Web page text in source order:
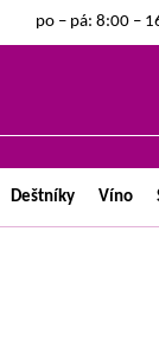
po – pá: 8:00 –
Deštníky Víno